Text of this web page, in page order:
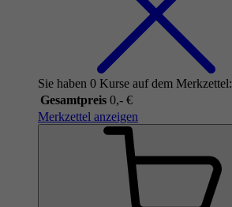
Sie haben 0 Kurse auf dem Merkzettel:
Gesamtpreis 0,- €
Merkzettel anzeigen